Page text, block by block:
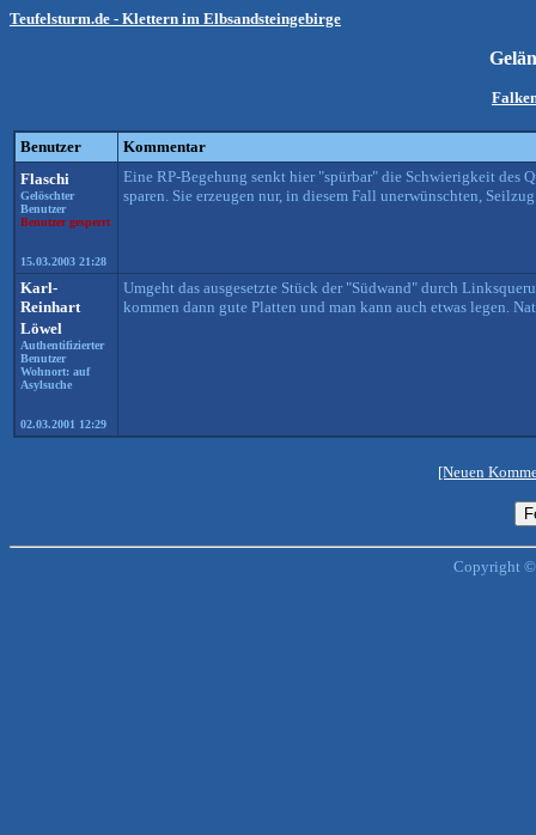
Teufelsturm.de - Klettern im Elbsandsteingebirge
Benutzer
Kommentar
Flaschi
Gelöschter
Benutzer
Benutzer gesperrt
15.03.2003 21:28
Eine RP-Begehung senkt hier "spürbar" die Schwierigkeit des
sparen. Sie erzeugen nur, in diesem Fall unerwünschten,
Karl-
Reinhart
Löwel
Authentifizierter
Benutzer
Wohnort: auf
Asylsuche
02.03.2001 12:29
Umgeht das ausgesetzte Stück der "Südwand" durch
kommen dann gute Platten und man kann auch etwas legen.
[Neuen
Copyright ©